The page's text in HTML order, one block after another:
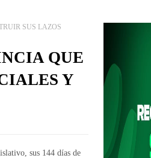
SUS LAZOS
QUE
Y
sus 144 días de